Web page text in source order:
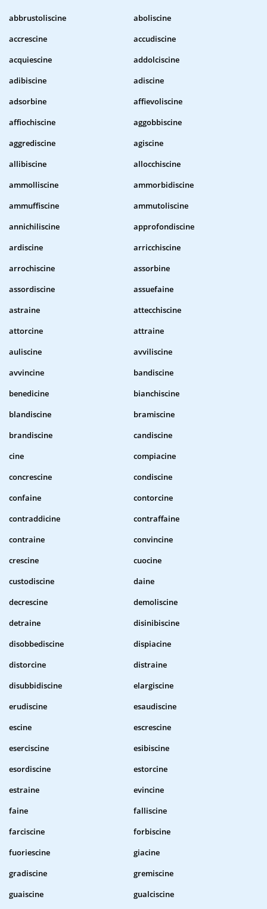
abbrustoliscine
aboliscine
accrescine
accudiscine
acquiescine
addolciscine
adibiscine
adiscine
adsorbine
affievoliscine
affiochiscine
aggobbiscine
aggrediscine
agiscine
allibiscine
allocchiscine
ammolliscine
ammorbidiscine
ammuffiscine
ammutoliscine
annichiliscine
approfondiscine
ardiscine
arricchiscine
arrochiscine
assorbine
assordiscine
assuefaine
astraine
attecchiscine
attorcine
attraine
auliscine
avviliscine
avvincine
bandiscine
benedicine
bianchiscine
blandiscine
bramiscine
brandiscine
candiscine
cine
compiacine
concrescine
condiscine
confaine
contorcine
contraddicine
contraffaine
contraine
convincine
crescine
cuocine
custodiscine
daine
decrescine
demoliscine
detraine
disinibiscine
disobbediscine
dispiacine
distorcine
distraine
disubbidiscine
elargiscine
erudiscine
esaudiscine
escine
escrescine
eserciscine
esibiscine
esordiscine
estorcine
estraine
evincine
faine
falliscine
farciscine
forbiscine
fuoriescine
giacine
gradiscine
gremiscine
guaiscine
gualciscine